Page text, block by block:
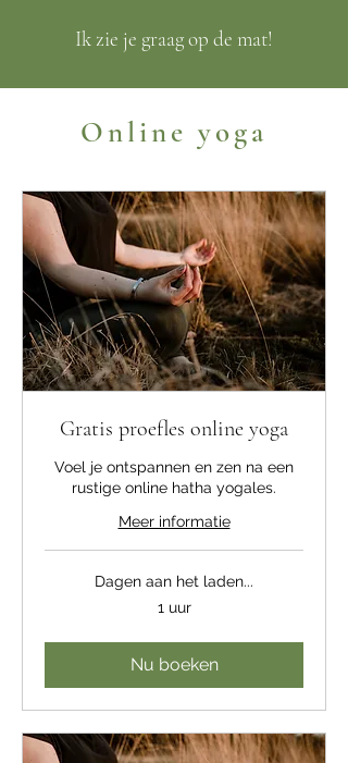
Ik zie je graag op de mat!
Online yoga
Gratis proefles online yoga
Voel je ontspannen en zen na een
rustige online hatha yogales.
Meer informatie
Dagen aan het laden...
1 uur
Nu boeken